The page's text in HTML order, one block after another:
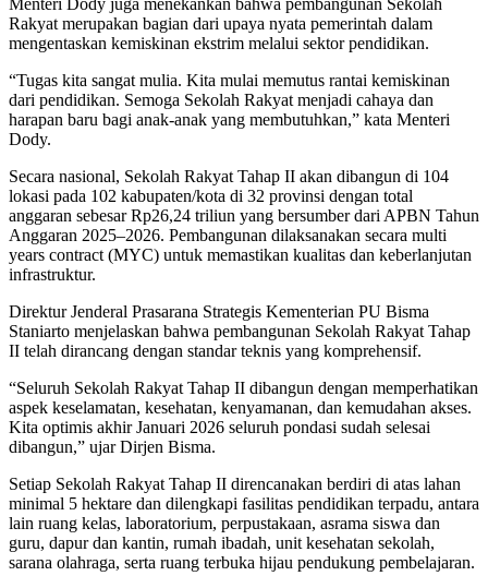
Rakyat merupakan bagian dari upaya nyata pemerintah dalam
mengentaskan kemiskinan ekstrim melalui sektor pendidikan.
“Tugas kita sangat mulia. Kita mulai memutus rantai kemiskinan
dari pendidikan. Semoga Sekolah Rakyat menjadi cahaya dan
harapan baru bagi anak-anak yang membutuhkan,” kata Menteri
Dody.
Secara nasional, Sekolah Rakyat Tahap II akan dibangun di 104
lokasi pada 102 kabupaten/kota di 32 provinsi dengan total
anggaran sebesar Rp26,24 triliun yang bersumber dari APBN Tahun
Anggaran 2025–2026. Pembangunan dilaksanakan secara multi
years contract (MYC) untuk memastikan kualitas dan keberlanjutan
infrastruktur.
Direktur Jenderal Prasarana Strategis Kementerian PU Bisma
Staniarto menjelaskan bahwa pembangunan Sekolah Rakyat Tahap
II telah dirancang dengan standar teknis yang komprehensif.
“Seluruh Sekolah Rakyat Tahap II dibangun dengan memperhatikan
aspek keselamatan, kesehatan, kenyamanan, dan kemudahan akses.
Kita optimis akhir Januari 2026 seluruh pondasi sudah selesai
dibangun,” ujar Dirjen Bisma.
Setiap Sekolah Rakyat Tahap II direncanakan berdiri di atas lahan
minimal 5 hektare dan dilengkapi fasilitas pendidikan terpadu, antara
lain ruang kelas, laboratorium, perpustakaan, asrama siswa dan
guru, dapur dan kantin, rumah ibadah, unit kesehatan sekolah,
sarana olahraga, serta ruang terbuka hijau pendukung pembelajaran.